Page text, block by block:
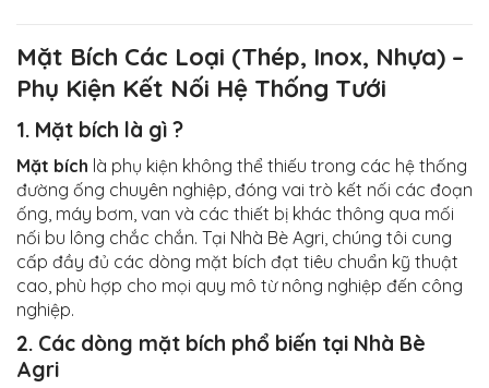
Mặt Bích Các Loại (Thép, Inox, Nhựa) –
Phụ Kiện Kết Nối Hệ Thống Tưới
1. Mặt bích là gì ?
Mặt bích là phụ kiện không thể thiếu trong các hệ thống
đường ống chuyên nghiệp, đóng vai trò kết nối các đoạn
ống, máy bơm, van và các thiết bị khác thông qua mối
nối bu lông chắc chắn. Tại Nhà Bè Agri, chúng tôi cung
cấp đầy đủ các dòng mặt bích đạt tiêu chuẩn kỹ thuật
cao, phù hợp cho mọi quy mô từ nông nghiệp đến công
nghiệp.
2. Các dòng mặt bích phổ biến tại Nhà Bè
Agri